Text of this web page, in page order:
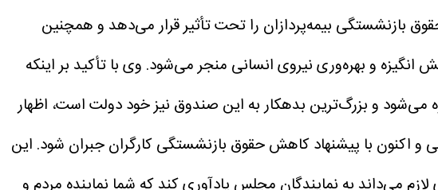
بازنشستگی بیمه‌پردازان را تحت تأثیر قرار می‌دهد و همچنین
انگیزه و بهره‌وری نیروی انسانی منجر می‌شود. وی با تأکید بر اینکه
می‌شود و بزرگ‌ترین بدهکار به این صندوق نیز خود دولت است، اظهار
اکنون با پیشنهاد کاهش حقوق بازنشستگی کارگران جبران شود. این